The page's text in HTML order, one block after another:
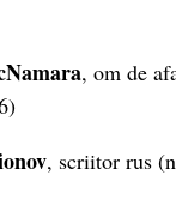
, om de
, scriitor rus